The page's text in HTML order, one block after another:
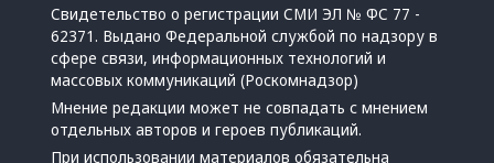
Свидетельство о регистрации СМИ ЭЛ № ФС 77 -
62371. Выдано Федеральной службой по надзору в
сфере связи, информационных технологий и
массовых коммуникаций (Роскомнадзор)
Мнение редакции может не совпадать с мнением
отдельных авторов и героев публикаций.
При использовании материалов обязательна